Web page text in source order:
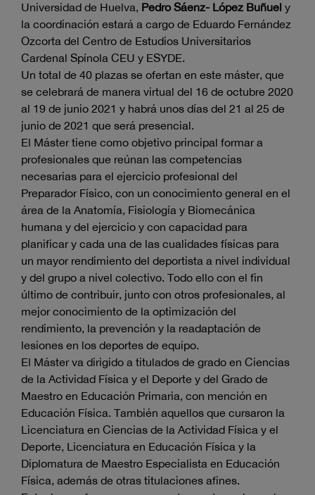
Universidad de Huelva, Pedro Sáenz- López Buñuel y
la coordinación estará a cargo de Eduardo Fernández
Ozcorta del Centro de Estudios Universitarios
Cardenal Spínola CEU y ESYDE.
Un total de 40 plazas se ofertan en este máster, que
se celebrará de manera virtual del 16 de octubre 2020
al 19 de junio 2021 y habrá unos días del 21 al 25 de
junio de 2021 que será presencial.
El Máster tiene como objetivo principal formar a
profesionales que reúnan las competencias
necesarias para el ejercicio profesional del
Preparador Físico, con un conocimiento general en el
área de la Anatomía, Fisiología y Biomecánica
humana y del ejercicio y con capacidad para
planificar y cada una de las cualidades físicas para
un mayor rendimiento del deportista a nivel individual
y del grupo a nivel colectivo. Todo ello con el fin
último de contribuir, junto con otros profesionales, al
mejor conocimiento de la optimización del
rendimiento, la prevención y la readaptación de
lesiones en los deportes de equipo.
El Máster va dirigido a titulados de grado en Ciencias
de la Actividad Física y el Deporte y del Grado de
Maestro en Educación Primaria, con mención en
Educación Física. También aquellos que cursaron la
Licenciatura en Ciencias de la Actividad Física y el
Deporte, Licenciatura en Educación Física y la
Diplomatura de Maestro Especialista en Educación
Física, además de otras titulaciones afines.